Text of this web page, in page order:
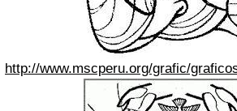
http://www.mscperu.org/grafic/